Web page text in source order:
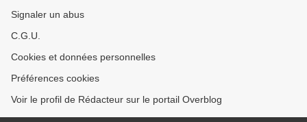
Signaler un abus
C.G.U.
Cookies et données personnelles
Préférences cookies
Voir le profil de Rédacteur sur le portail Overblog